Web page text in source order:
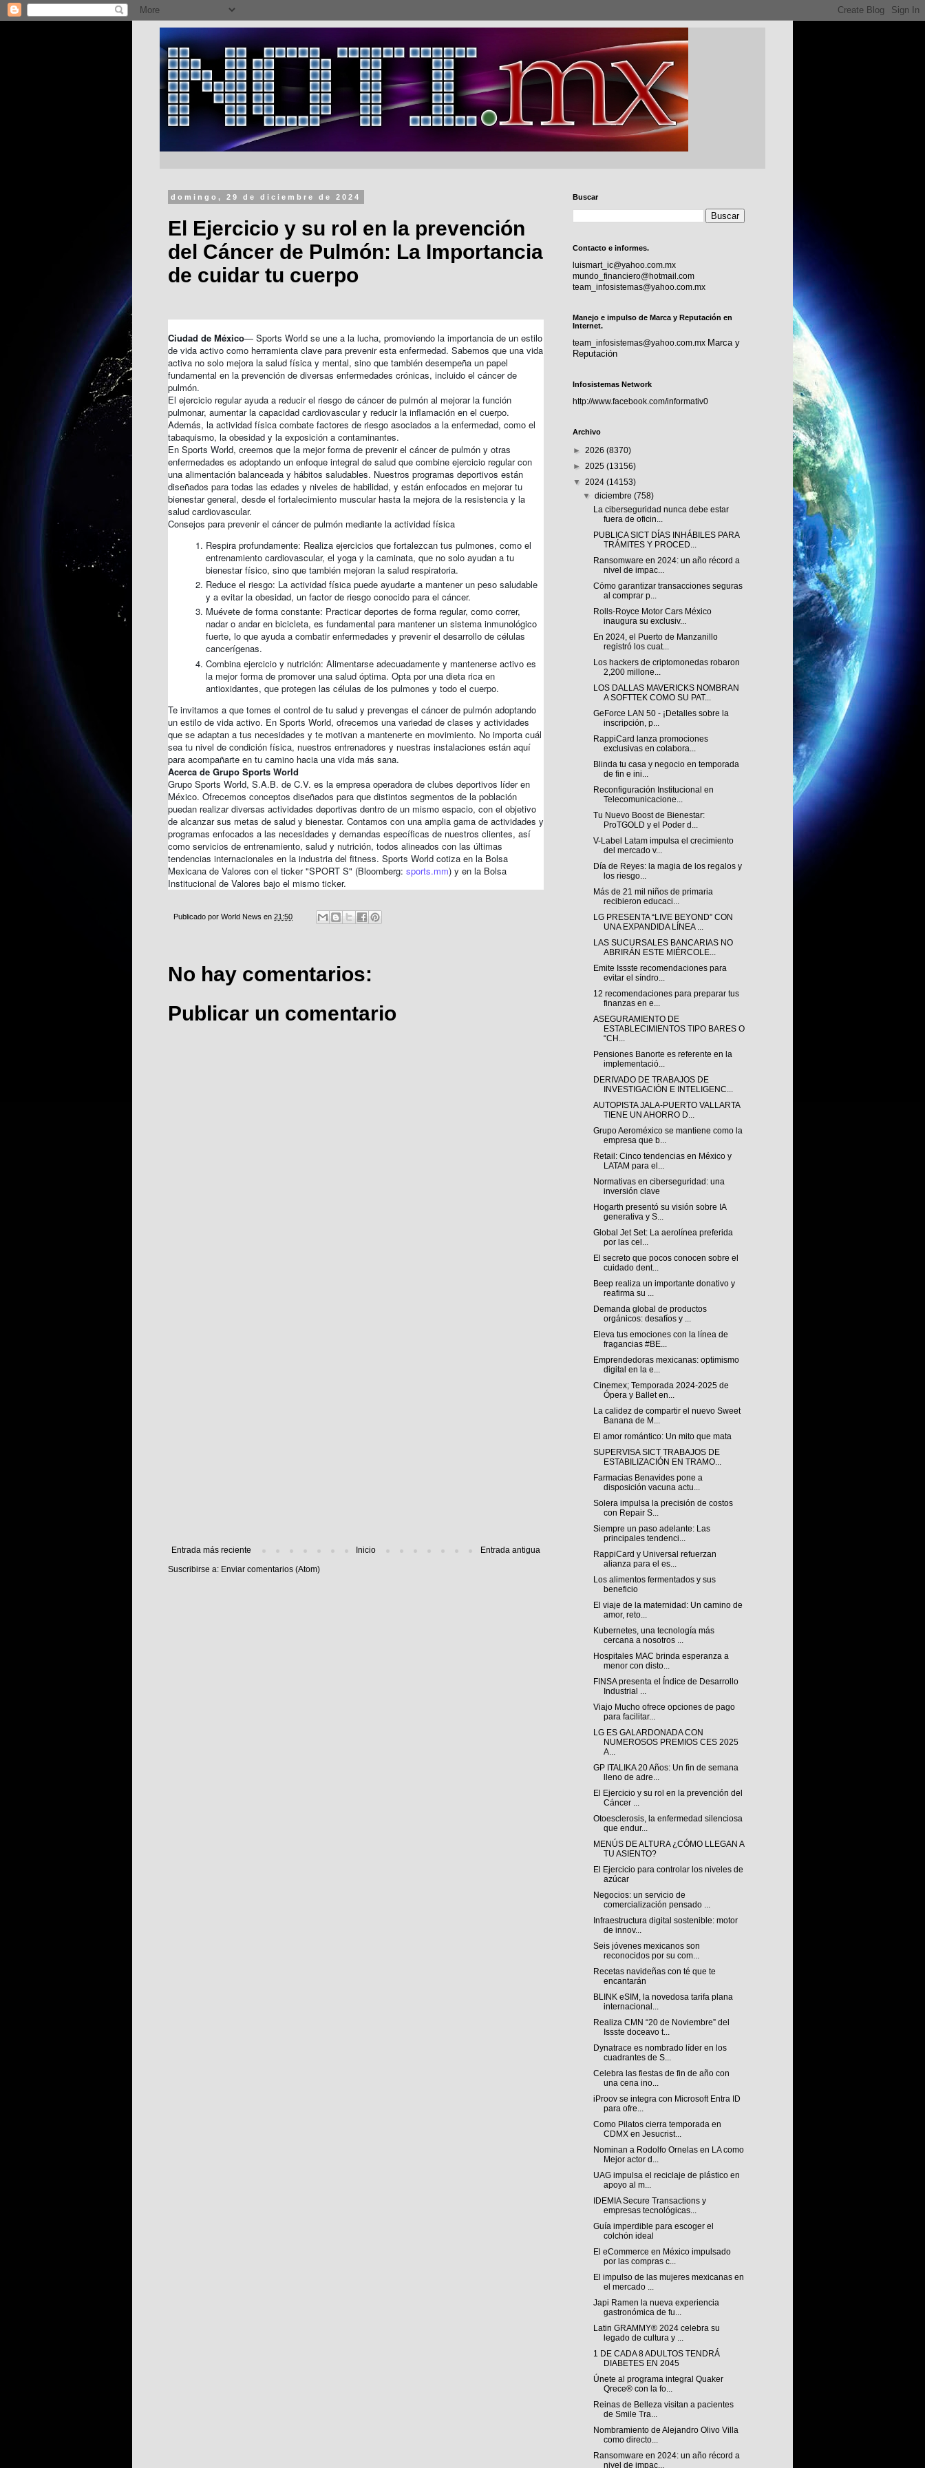
domingo, 29 de diciembre de 2024
El Ejercicio y su rol en la prevención
del Cáncer de Pulmón: La Importancia
de cuidar tu cuerpo
Ciudad de México— Sports World se une a la lucha, promoviendo la importancia de un estilo
de vida activo como herramienta clave para prevenir esta enfermedad. Sabemos que una vida
activa no solo mejora la salud física y mental, sino que también desempeña un papel
fundamental en la prevención de diversas enfermedades crónicas, incluido el cáncer de
pulmón.
El ejercicio regular ayuda a reducir el riesgo de cáncer de pulmón al mejorar la función
pulmonar, aumentar la capacidad cardiovascular y reducir la inflamación en el cuerpo.
Además, la actividad física combate factores de riesgo asociados a la enfermedad, como el
tabaquismo, la obesidad y la exposición a contaminantes.
En Sports World, creemos que la mejor forma de prevenir el cáncer de pulmón y otras
enfermedades es adoptando un enfoque integral de salud que combine ejercicio regular con
una alimentación balanceada y hábitos saludables. Nuestros programas deportivos están
diseñados para todas las edades y niveles de habilidad, y están enfocados en mejorar tu
bienestar general, desde el fortalecimiento muscular hasta la mejora de la resistencia y la
salud cardiovascular.
Consejos para prevenir el cáncer de pulmón mediante la actividad física
Respira profundamente: Realiza ejercicios que fortalezcan tus pulmones, como el
entrenamiento cardiovascular, el yoga y la caminata, que no solo ayudan a tu
bienestar físico, sino que también mejoran la salud respiratoria.
Reduce el riesgo: La actividad física puede ayudarte a mantener un peso saludable
y a evitar la obesidad, un factor de riesgo conocido para el cáncer.
Muévete de forma constante: Practicar deportes de forma regular, como correr,
nadar o andar en bicicleta, es fundamental para mantener un sistema inmunológico
fuerte, lo que ayuda a combatir enfermedades y prevenir el desarrollo de células
cancerígenas.
Combina ejercicio y nutrición: Alimentarse adecuadamente y mantenerse activo es
la mejor forma de promover una salud óptima. Opta por una dieta rica en
antioxidantes, que protegen las células de los pulmones y todo el cuerpo.
Te invitamos a que tomes el control de tu salud y prevengas el cáncer de pulmón adoptando
un estilo de vida activo. En Sports World, ofrecemos una variedad de clases y actividades
que se adaptan a tus necesidades y te motivan a mantenerte en movimiento. No importa cuál
sea tu nivel de condición física, nuestros entrenadores y nuestras instalaciones están aquí
para acompañarte en tu camino hacia una vida más sana.
Acerca de Grupo Sports World
Grupo Sports World, S.A.B. de C.V. es la empresa operadora de clubes deportivos líder en
México. Ofrecemos conceptos diseñados para que distintos segmentos de la población
puedan realizar diversas actividades deportivas dentro de un mismo espacio, con el objetivo
de alcanzar sus metas de salud y bienestar. Contamos con una amplia gama de actividades y
programas enfocados a las necesidades y demandas específicas de nuestros clientes, así
como servicios de entrenamiento, salud y nutrición, todos alineados con las últimas
tendencias internacionales en la industria del fitness. Sports World cotiza en la Bolsa
Mexicana de Valores con el ticker "SPORT S" (Bloomberg: sports.mm) y en la Bolsa
Institucional de Valores bajo el mismo ticker.
Publicado por World News en 21:50
No hay comentarios:
Publicar un comentario
Entrada más reciente Entrada antigua
Inicio
Suscribirse a: Enviar comentarios (Atom)
Buscar
Contacto e informes.
luismart_ic@yahoo.com.mx
mundo_financiero@hotmail.com
team_infosistemas@yahoo.com.mx
Manejo e impulso de Marca y Reputación en
Internet.
team_infosistemas@yahoo.com.mx Marca y
Reputación
Infosistemas Network
http://www.facebook.com/informativ0
Archivo
► 2026 (8370)
► 2025 (13156)
▼ 2024 (14153)
▼diciembre(758)
La ciberseguridad nunca debe estar
fuera de oficin...
PUBLICA SICT DÍAS INHÁBILES PARA
TRÁMITES Y PROCED...
Ransomware en 2024: un año récord a
nivel de impac...
Cómo garantizar transacciones seguras
al comprar p...
Rolls-Royce Motor Cars México
inaugura su exclusiv...
En 2024, el Puerto de Manzanillo
registró los cuat...
Los hackers de criptomonedas robaron
2,200 millone...
LOS DALLAS MAVERICKS NOMBRAN
A SOFTTEK COMO SU PAT...
GeForce LAN 50 - ¡Detalles sobre la
inscripción, p...
RappiCard lanza promociones
exclusivas en colabora...
Blinda tu casa y negocio en temporada
de fin e ini...
Reconfiguración Institucional en
Telecomunicacione...
Tu Nuevo Boost de Bienestar:
ProTGOLD y el Poder d...
V-Label Latam impulsa el crecimiento
del mercado v...
Día de Reyes: la magia de los regalos y
los riesgo...
Más de 21 mil niños de primaria
recibieron educaci...
LG PRESENTA “LIVE BEYOND” CON
UNA EXPANDIDA LÍNEA ...
LAS SUCURSALES BANCARIAS NO
ABRIRÁN ESTE MIÉRCOLE...
Emite Issste recomendaciones para
evitar el síndro...
12 recomendaciones para preparar tus
finanzas en e...
ASEGURAMIENTO DE
ESTABLECIMIENTOS TIPO BARES O
“CH...
Pensiones Banorte es referente en la
implementació...
DERIVADO DE TRABAJOS DE
INVESTIGACIÓN E INTELIGENC...
AUTOPISTA JALA-PUERTO VALLARTA
TIENE UN AHORRO D...
Grupo Aeroméxico se mantiene como la
empresa que b...
Retail: Cinco tendencias en México y
LATAM para el...
Normativas en ciberseguridad: una
inversión clave
Hogarth presentó su visión sobre IA
generativa y S...
Global Jet Set: La aerolínea preferida
por las cel...
El secreto que pocos conocen sobre el
cuidado dent...
Beep realiza un importante donativo y
reafirma su ...
Demanda global de productos
orgánicos: desafíos y ...
Eleva tus emociones con la línea de
fragancias #BE...
Emprendedoras mexicanas: optimismo
digital en la e...
Cinemex; Temporada 2024-2025 de
Ópera y Ballet en...
La calidez de compartir el nuevo Sweet
Banana de M...
El amor romántico: Un mito que mata
SUPERVISA SICT TRABAJOS DE
ESTABILIZACIÓN EN TRAMO...
Farmacias Benavides pone a
disposición vacuna actu...
Solera impulsa la precisión de costos
con Repair S...
Siempre un paso adelante: Las
principales tendenci...
RappiCard y Universal refuerzan
alianza para el es...
Los alimentos fermentados y sus
beneficio
El viaje de la maternidad: Un camino de
amor, reto...
Kubernetes, una tecnología más
cercana a nosotros ...
Hospitales MAC brinda esperanza a
menor con disto...
FINSA presenta el Índice de Desarrollo
Industrial ...
Viajo Mucho ofrece opciones de pago
para facilitar...
LG ES GALARDONADA CON
NUMEROSOS PREMIOS CES 2025
A...
GP ITALIKA 20 Años: Un fin de semana
lleno de adre...
El Ejercicio y su rol en la prevención del
Cáncer ...
Otoesclerosis, la enfermedad silenciosa
que endur...
MENÚS DE ALTURA ¿CÓMO LLEGAN A
TU ASIENTO?
El Ejercicio para controlar los niveles de
azúcar
Negocios: un servicio de
comercialización pensado ...
Infraestructura digital sostenible: motor
de innov...
Seis jóvenes mexicanos son
reconocidos por su com...
Recetas navideñas con té que te
encantarán
BLINK eSIM, la novedosa tarifa plana
internacional...
Realiza CMN “20 de Noviembre” del
Issste doceavo t...
Dynatrace es nombrado líder en los
cuadrantes de S...
Celebra las fiestas de fin de año con
una cena ino...
iProov se integra con Microsoft Entra ID
para ofre...
Como Pilatos cierra temporada en
CDMX en Jesucrist...
Nominan a Rodolfo Ornelas en LA como
Mejor actor d...
UAG impulsa el reciclaje de plástico en
apoyo al m...
IDEMIA Secure Transactions y
empresas tecnológicas...
Guía imperdible para escoger el
colchón ideal
El eCommerce en México impulsado
por las compras c...
El impulso de las mujeres mexicanas en
el mercado ...
Japi Ramen la nueva experiencia
gastronómica de fu...
Latin GRAMMY® 2024 celebra su
legado de cultura y ...
1 DE CADA 8 ADULTOS TENDRÁ
DIABETES EN 2045
Únete al programa integral Quaker
Qrece® con la fo...
Reinas de Belleza visitan a pacientes
de Smile Tra...
Nombramiento de Alejandro Olivo Villa
como directo...
Ransomware en 2024: un año récord a
nivel de impac...